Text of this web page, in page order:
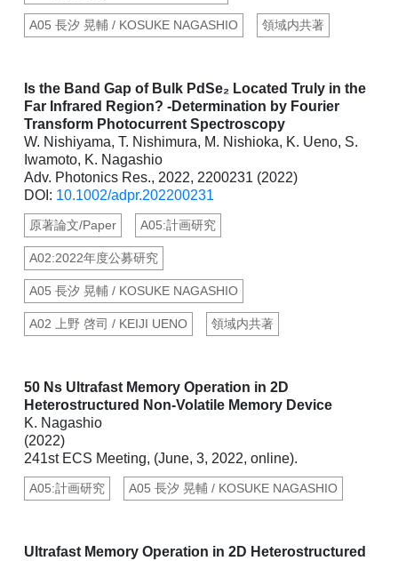
A05 長汐 晃輔 / KOSUKE NAGASHIO 領域内共著
Is the Band Gap of Bulk PdSe₂ Located Truly in the
Far Infrared Region? -Determination by Fourier
Transform Photocurrent Spectroscopy
W. Nishiyama, T. Nishimura, M. Nishioka, K. Ueno, S.
Iwamoto, K. Nagashio
Adv. Photonics Res., 2022, 2200231 (2022)
DOI: 10.1002/adpr.202200231
原著論文/Paper A05:計画研究
A02:2022年度公募研究
A05 長汐 晃輔 / KOSUKE NAGASHIO
A02 上野 啓司 / KEIJI UENO 領域内共著
50 Ns Ultrafast Memory Operation in 2D
Heterostructured Non-Volatile Memory Device
K. Nagashio
(2022)
241st ECS Meeting, (June, 3, 2022, online).
A05:計画研究 A05 長汐 晃輔 / KOSUKE NAGASHIO
Ultrafast Memory Operation in 2D Heterostructured